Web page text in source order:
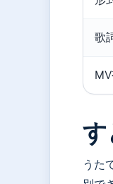
歌
す
うた